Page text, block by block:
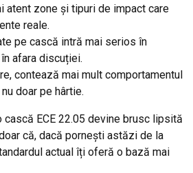
atent zone și tipuri de impact care
reale.
pe cască intră mai serios în
afara discuției.
contează mai mult comportamentul
doar pe hârtie.
cască ECE 22.05 devine brusc lipsită
că, dacă pornești astăzi de la
actual îți oferă o bază mai